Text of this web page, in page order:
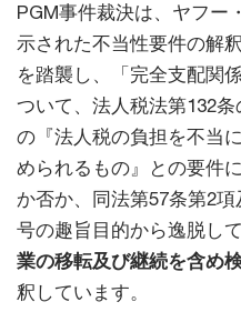
PGM事件裁決は、ヤフー
示された不当性要件の解
を踏襲し、「完全支配関
ついて、法人税法第132
の『法人税の負担を不当
められるもの』との要件
か否か、同法第57条第2
号の趣旨目的から逸脱し
業の移転及び継続を含め
釈しています。